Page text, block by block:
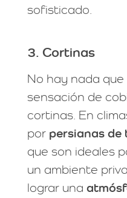
sofisticado.
3. Cortinas
No hay nada
sensación de
cortinas. En
por persianas de
que son ideales
un ambiente
lograr una